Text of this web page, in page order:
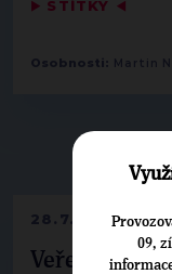
28.7.2026
Veřejné
▶ ŠTÍTKY ◀
Osobnosti: Martin
09,